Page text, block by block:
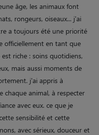
âge, les animaux font
rongeurs, oiseaux... j'ai
a toujours été une priorité
officiellement en tant que
riche : soins quotidiens,
mais aussi moments de
j'ai appris à
chaque animal, à respecter
avec eux. ce que je
sensibilité et cette
avec sérieux, douceur et